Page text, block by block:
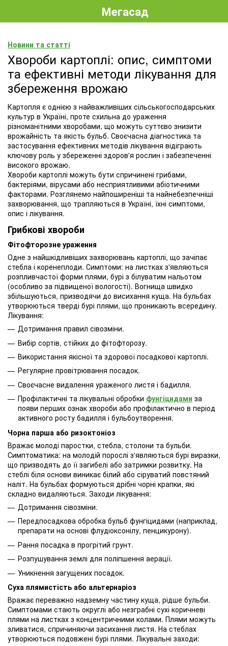
Мегасад
Новини та статті
Хвороби картоплі: опис, симптоми
та ефективні методи лікування для
збереження врожаю
Картопля є однією з найважливіших сільськогосподарських
культур в Україні, проте схильна до ураження
різноманітними хворобами, що можуть суттєво знизити
врожайність та якість бульб. Своєчасна діагностика та
застосування ефективних методів лікування відіграють
ключову роль у збереженні здоров'я рослин і забезпеченні
високого врожаю.
Хвороби картоплі можуть бути спричинені грибами,
бактеріями, вірусами або несприятливими абіотичними
факторами. Розглянемо найпоширеніші та найнебезпечніші
захворювання, що трапляються в Україні, їхні симптоми,
опис і лікування.
Грибкові хвороби
Фітофторозне ураження
Одне з найшкідливіших захворювань картоплі, що зачіпає
стебла і коренеплоди. Симптоми: на листках з'являються
розпливчастої форми плями, бурі з білуватим нальотом
(особливо за підвищеної вологості). Вогнища швидко
збільшуються, призводячи до висихання куща. На бульбах
утворюються тверді бурі плями, що проникають всередину.
Лікування:
Дотримання правил сівозміни.
Вибір сортів, стійких до фітофторозу.
Використання якісної та здорової посадкової картоплі.
Регулярне провітрювання посадок.
Своєчасне видалення ураженого листя і бадилля.
Профілактичні та лікувальні обробки фунгіцидами за
появи перших ознак хвороби або профілактично в період
активного росту бадилля і бульбоутворення.
Чорна парша або ризоктоніоз
Вражає молоді паростки, стебла, столони та бульби.
Симптоматика: на молодій порослі з'являються бурі виразки,
що призводять до її загибелі або затримки розвитку. На
стеблі біля основи виникає білий або сіруватий повстяний
наліт. На бульбах формуються дрібні чорні крапки, які
складно видаляються. Заходи лікування:
Дотримання сівозміни.
Передпосадкова обробка бульб фунгіцидами (наприклад,
препарати на основі флудіоксонілу, пенцикурону).
Рання посадка в прогрітий грунт.
Розпушування землі для поліпшення аерації.
Уникнення загущених посадок.
Суха плямистість або альтернаріоз
Вражає переважно надземну частину куща, рідше бульби.
Симптомами стають округлі або незграбні сухі коричневі
плями на листках з концентричними колами. Плями можуть
зливатися, спричиняючи засихання листя. На стеблах
утворюються подовжені бурі плями. Лікувальні заходи: